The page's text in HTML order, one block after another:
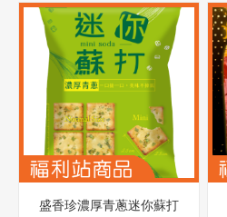
盛香珍濃厚青蔥迷你蘇打